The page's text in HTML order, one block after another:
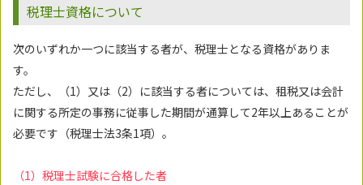
税理士資格について
次のいずれか一つに該当する者が、税理士となる資格がありま
す。
ただし、（1）又は（2）に該当する者については、租税又は会計
に関する所定の事務に従事した期間が通算して2年以上あることが
必要です（税理士法3条1項）。
（1）税理士試験に合格した者